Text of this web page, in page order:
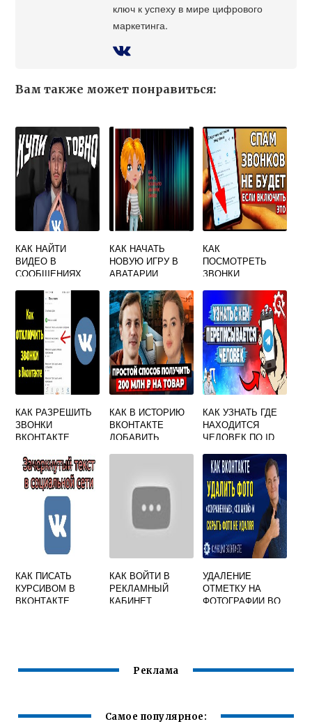
ключ к успеху в мире цифрового
маркетинга.
Вам также может понравиться:
КАК НАЙТИ
ВИДЕО В
СООБЩЕНИЯХ
КАК НАЧАТЬ
НОВУЮ ИГРУ В
АВАТАРИИ
КАК
ПОСМОТРЕТЬ
ЗВОНКИ
КАК РАЗРЕШИТЬ
ЗВОНКИ
ВКОНТАКТЕ
КАК В ИСТОРИЮ
ВКОНТАКТЕ
ДОБАВИТЬ
КАК УЗНАТЬ ГДЕ
НАХОДИТСЯ
ЧЕЛОВЕК ПО ID
КАК ПИСАТЬ
КУРСИВОМ В
ВКОНТАКТЕ
КАК ВОЙТИ В
РЕКЛАМНЫЙ
КАБИНЕТ
УДАЛЕНИЕ
ОТМЕТКУ НА
ФОТОГРАФИИ ВО
Реклама
Самое популярное: